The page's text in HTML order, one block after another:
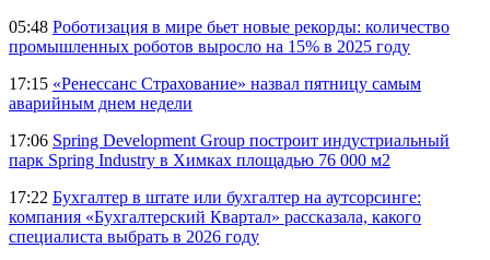
05:48 Роботизация в мире бьет новые рекорды: количество
промышленных роботов выросло на 15% в 2025 году
17:15 «Ренессанс Страхование» назвал пятницу самым
аварийным днем недели
17:06 Spring Development Group построит индустриальный
парк Spring Industry в Химках площадью 76 000 м2
17:22 Бухгалтер в штате или бухгалтер на аутсорсинге:
компания «Бухгалтерский Квартал» рассказала, какого
специалиста выбрать в 2026 году